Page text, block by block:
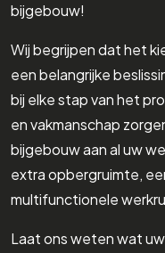
bijgebouw!
Wij begrijpen dat het
een belangrijke
bij elke stap van het
en vakmanschap
bijgebouw aan al uw
extra opbergruimte,
multifunctionele
Laat ons weten wat